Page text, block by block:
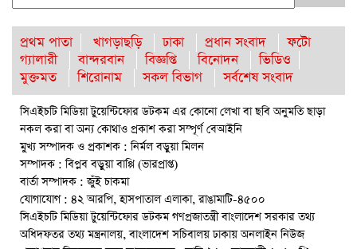
আত্রাইয়ে যথাযোগ্য মর্যাদায় ‘জুলাই গণঅভ্যুত্থান দিবস’ পালিত
ঝালকাঠিতে জুলাই গণঅভ্যুত্থান দিবস পালিত
রাবিপ্রবি’তে ‘জুলাই গণঅভ্যুত্থান দিবস-২০২৬’ উদযাপিত
রাউজানে আগুনে পুড়ে ছাই ভ্যান কৃষকের স্বপ্ন
ঈশ্বরগঞ্জে বজ্রপাতে কৃষকের মৃত্যু : আহত-২
রাঙামাটিতে “ফিরে দেখা রক্তঝরা জুলাই-আগস্ট প্রত্যাশা আর প্রাপ্তি
শীর্ষক “কথকতা” অনুষ্ঠান অনুষ্ঠিত
বৈষম্যহীন মানবিক রাষ্ট্র গঠন করে জুলাই শহীদদের প্রতি শ্রদ্ধা জানাতে
প্রথম পাতা খাগড়াছড়ি ঢাকা প্রধান সংবাদ
ফটো
গ্যালারী
বান্দরবান বিজ্ঞপ্তি বিনোদন
ভিডিও
মুক্তমত
শিরোনাম সকল বিভাগ সর্বশেষ সংবাদ
সিএইচটি মিডিয়া টুয়েন্টিফোর ডটকম এর কোনো লেখা বা ছবি অনুমতি ছাড়া
নকল করা বা অন্য কোথাও প্রকাশ করা সম্পূর্ণ বেআইনি
মুখ্য সম্পাদক ও প্রকাশক : নির্মল বড়ুয়া মিলন
সম্পাদক : বিপ্লব বড়ুয়া বাপ্পি (ভারপ্রাপ্ত)
বার্তা সম্পাদক : জুঁই চাকমা
যোগাযোগ : ৪২ আরপি, হাসপাতাল এলাকা, রাঙামাটি-৪৫০০
সিএইচটি মিডিয়া টুয়েন্টিফোর ডটকম গণপ্রজাতন্ত্রী বাংলাদেশ সরকার তথ্য
অধিদফতর তথ্য মন্ত্রনালয়, বাংলাদেশ সচিবালয় ঢাকায় অনলাইন নিউজ